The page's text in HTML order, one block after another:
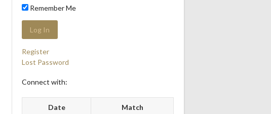
Remember Me
Register
Lost Password
Connect with:
Date Match